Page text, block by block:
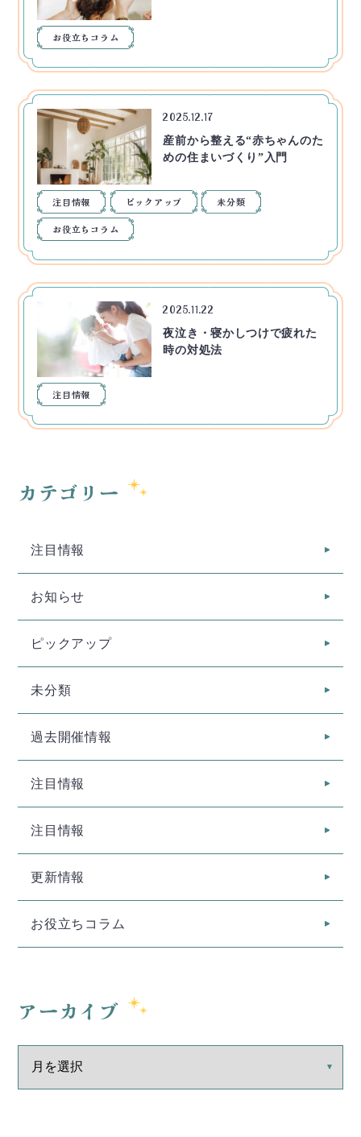
お役立ちコラム
2025.12.17
産前から整える“赤ちゃんのた
めの住まいづくり”入門
注目情報 ピックアップ 未分類
お役立ちコラム
2025.11.22
夜泣き・寝かしつけで疲れた
時の対処法
注目情報
カテゴリー
注目情報
お知らせ
ピックアップ
未分類
過去開催情報
注目情報
注目情報
更新情報
お役立ちコラム
アーカイブ